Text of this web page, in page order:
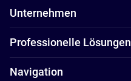
Unternehmen
Professionelle Lösungen
Navigation